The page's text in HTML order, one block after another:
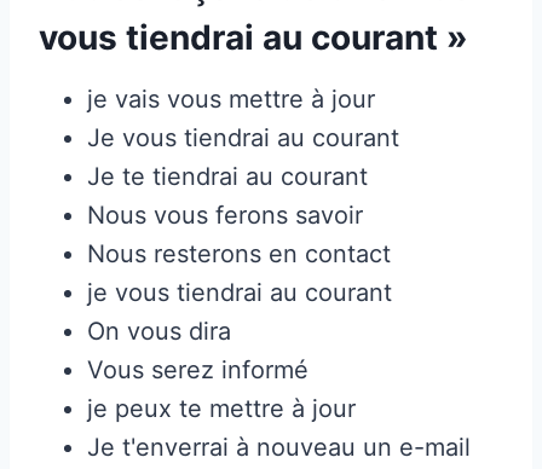
vous tiendrai au courant »
je vais vous mettre à jour
Je vous tiendrai au courant
Je te tiendrai au courant
Nous vous ferons savoir
Nous resterons en contact
je vous tiendrai au courant
On vous dira
Vous serez informé
je peux te mettre à jour
Je t'enverrai à nouveau un e-mail